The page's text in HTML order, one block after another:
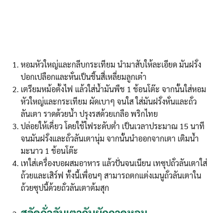
หอมหัวใหญ่และกลีบกระเทียม นำมาสับให้ละเอียด มันฝรั่ง
ปอกเปลือกและหั่นเป็นชิ้นสี่เหลี่ยมลูกเต๋า
เตรียมหม้อตั้งไฟ แล้วใส่น้ำมันพืช 1 ช้อนโต๊ะ จากนั้นใส่หอม
หัวใหญ่และกระเทียม ผัดเบาๆ จนใส ใส่มันฝรั่งหั่นและถั่ว
ลันเตา ราดด้วยน้ำ ปรุงรสด้วยเกลือ พริกไทย
ปล่อยให้เคี่ยว โดยใช้ไฟระดับต่ำ เป็นเวลาประมาณ 15 นาที
จนมันฝรั่งและถั่วลันเตานุ่ม จากนั้นนำออกจากเตา เติมน้ำ
มะนาว 1 ช้อนโต๊ะ
เทใส่เครื่องบอผสมอาหาร แล้วปั่นจนเนียน เทซุปถั่วลันเตาใส่
ถ้วยและเสิร์ฟ ทั้งนี้เพื่อนๆ สามารถตกแต่งเมนูถั่วลันเตาใน
ถ้วยซุปนี้ด้วยถั่วลันเตาต้มสุก